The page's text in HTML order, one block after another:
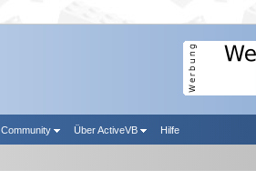
Community Über ActiveVB Hilfe